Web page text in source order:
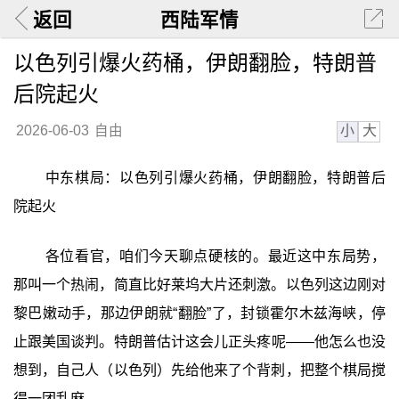
返回 西陆军情
以色列引爆火药桶，伊朗翻脸，特朗普
后院起火
2026-06-03 自由 小 大
中东棋局：以色列引爆火药桶，伊朗翻脸，特朗普后
院起火
各位看官，咱们今天聊点硬核的。最近这中东局势，
那叫一个热闹，简直比好莱坞大片还刺激。以色列这边刚对
黎巴嫩动手，那边伊朗就“翻脸”了，封锁霍尔木兹海峡，停
止跟美国谈判。特朗普估计这会儿正头疼呢——他怎么也没
想到，自己人（以色列）先给他来了个背刺，把整个棋局搅